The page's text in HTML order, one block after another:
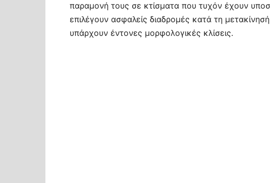
παραμονή τους σε κτίσματα που τυχόν έχουν
επιλέγουν ασφαλείς διαδρομές κατά τη
υπάρχουν έντονες μορφολογικές κλίσεις.